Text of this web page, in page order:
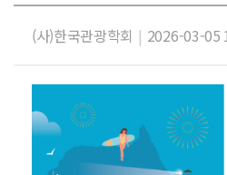
(사)한국관광학회 | 2026-03-05